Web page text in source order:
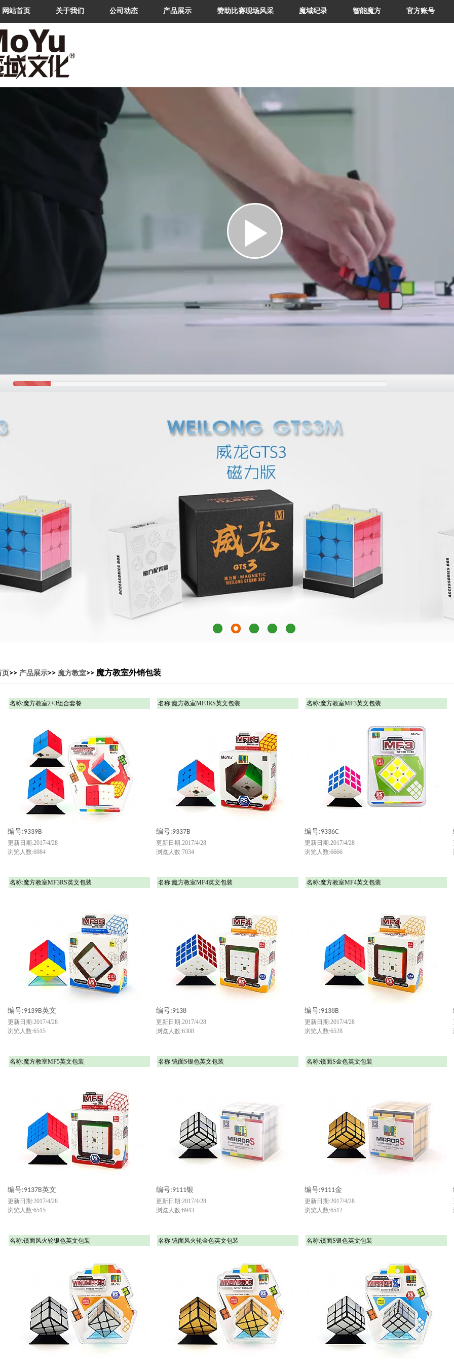
网站首页 关于我们 公司动态 产品展示 赞助比赛现场风采 魔域纪录 智能魔方 官方账号
页>> 产品展示>> 魔方教室>> 魔方教室外销包装
名称:魔方教室2+3组合套餐
编号:9339B
更新日期:2017/4/28
浏览人数:6984
名称:魔方教室MF3RS英文包装
编号:9337B
更新日期:2017/4/28
浏览人数:7034
名称:魔方教室MF3英文包装
编号:9336C
更新日期:2017/4/28
浏览人数:6666
名称:魔方教室MF3RS英文包装
编号:9139B英文
更新日期:2017/4/28
浏览人数:6515
名称:魔方教室MF4英文包装
编号:9138
更新日期:2017/4/28
浏览人数:6308
名称:魔方教室MF4英文包装
编号:9138B
更新日期:2017/4/28
浏览人数:6528
名称:魔方教室MF5英文包装
编号:9137B英文
更新日期:2017/4/28
浏览人数:6515
名称:镜面S银色英文包装
编号:9111银
更新日期:2017/4/28
浏览人数:6943
名称:镜面S金色英文包装
编号:9111金
更新日期:2017/4/28
浏览人数:6512
名称:镜面风火轮银色英文包装 名称:镜面风火轮金色英文包装 名称:镜面S银色英文包装